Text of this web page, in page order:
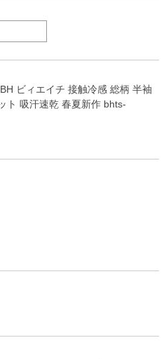
ビィエイチ 接触冷感 総柄 半袖
ト 吸汗速乾 春夏新作 bhts-